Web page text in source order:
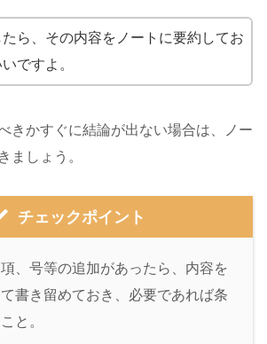
ら、その内容をノートに要約してお
ですよ。
きかすぐに結論が出ない場合は、ノー
ましょう。
チェックポイント
、号等の追加があったら、内容を
書き留めておき、必要であれば条
と。